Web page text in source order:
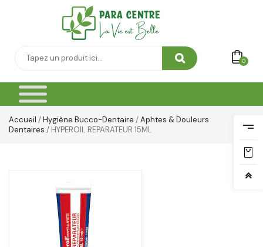
0
Accueil /Hygiène Bucco-Dentaire /Aphtes & Douleurs
Dentaires / HYPEROIL REPARATEUR 15ML
Soin Cicatrisante
Thé & Tisanes
Yeux & Lévres